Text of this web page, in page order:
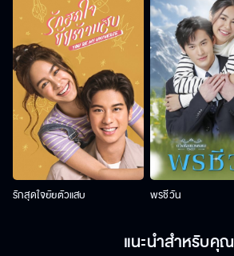
รักสุดใจยัยตัวแสบ พรชีวัน
แนะนำสำหรับคุณ